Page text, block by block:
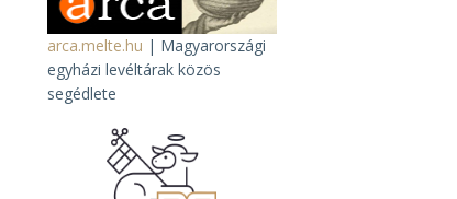
arca.melte.hu | Magyarországi
egyházi levéltárak közös
segédlete